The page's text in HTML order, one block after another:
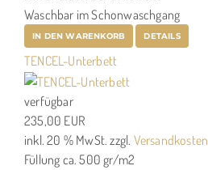
Waschbar im Schonwaschgang
IN DEN WARENKORB DETAILS
TENCEL-Unterbett
verfügbar
235,00 EUR
inkl. 20 % MwSt. zzgl. Versandkosten
Füllung ca. 500 gr/m2